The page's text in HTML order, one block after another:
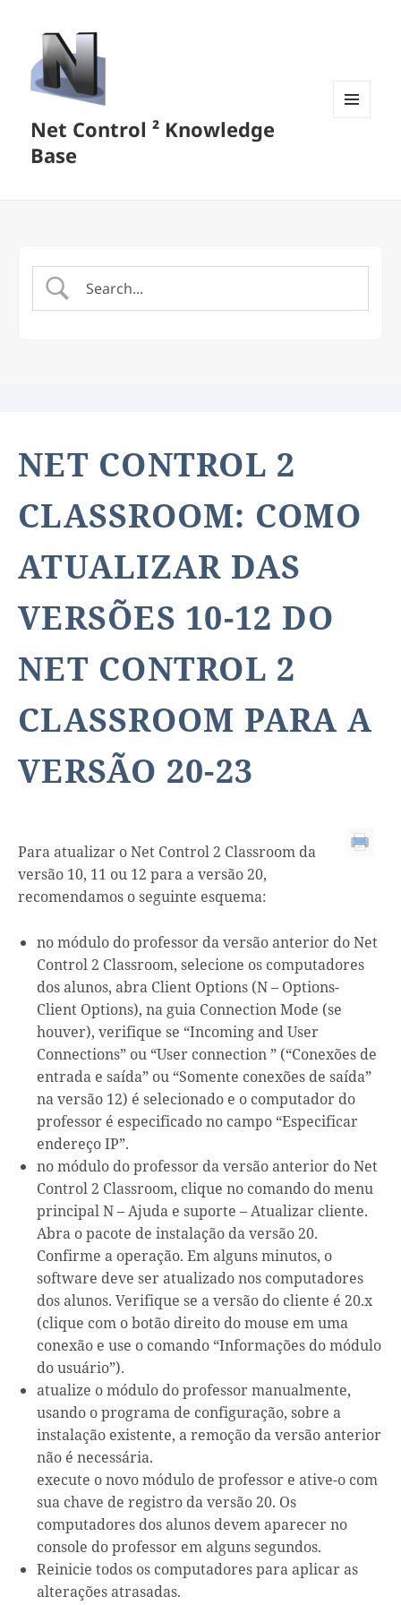
Net Control ² Knowledge
Base
NET CONTROL 2
CLASSROOM: COMO
ATUALIZAR DAS
VERSÕES 10-12 DO
NET CONTROL 2
CLASSROOM PARA A
VERSÃO 20-23
Para atualizar o Net Control 2 Classroom da
versão 10, 11 ou 12 para a versão 20,
recomendamos o seguinte esquema:
no módulo do professor da versão anterior do Net
Control 2 Classroom, selecione os computadores
dos alunos, abra Client Options (N – Options-
Client Options), na guia Connection Mode (se
houver), verifique se “Incoming and User
Connections” ou “User connection ” (“Conexões de
entrada e saída” ou “Somente conexões de saída”
na versão 12) é selecionado e o computador do
professor é especificado no campo “Especificar
endereço IP”.
no módulo do professor da versão anterior do Net
Control 2 Classroom, clique no comando do menu
principal N – Ajuda e suporte – Atualizar cliente.
Abra o pacote de instalação da versão 20.
Confirme a operação. Em alguns minutos, o
software deve ser atualizado nos computadores
dos alunos. Verifique se a versão do cliente é 20.x
(clique com o botão direito do mouse em uma
conexão e use o comando “Informações do módulo
do usuário”).
atualize o módulo do professor manualmente,
usando o programa de configuração, sobre a
instalação existente, a remoção da versão anterior
não é necessária.
execute o novo módulo de professor e ative-o com
sua chave de registro da versão 20. Os
computadores dos alunos devem aparecer no
console do professor em alguns segundos.
Reinicie todos os computadores para aplicar as
alterações atrasadas.